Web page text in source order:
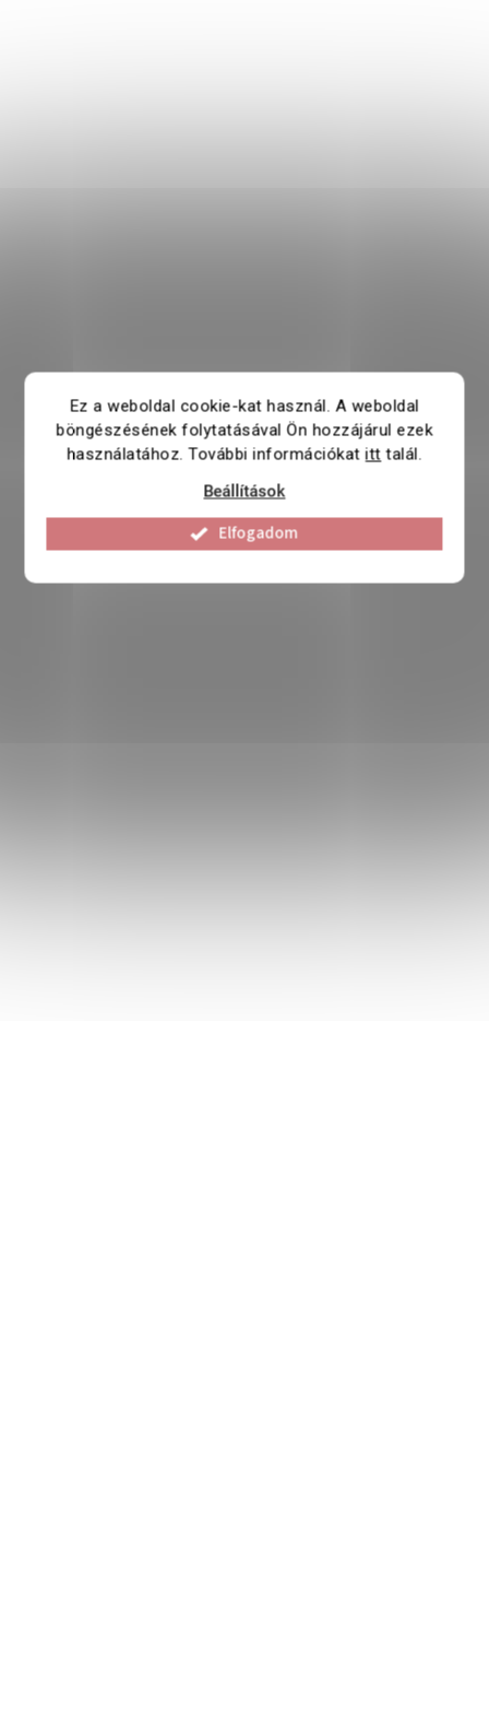
Ez a weboldal cookie-kat használ. A weboldal
böngészésének folytatásával Ön hozzájárul ezek
használatához. További információkatitt talál.
Beállítások
Elfogadom